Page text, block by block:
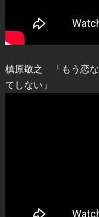
槙原敬之 「もう恋な
てしない」